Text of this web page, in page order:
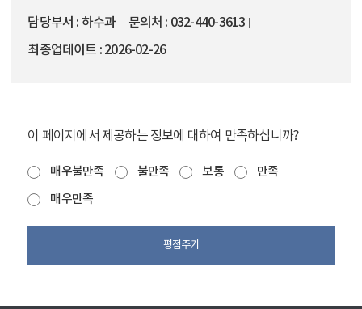
담당부서 하수과 문의처
032-440-3613
최종업데이트
2026-02-26
이 페이지에서 제공하는 정보에 대하여 만족하십니까?
매우불만족 불만족 보통
만족
매우만족
평점주기